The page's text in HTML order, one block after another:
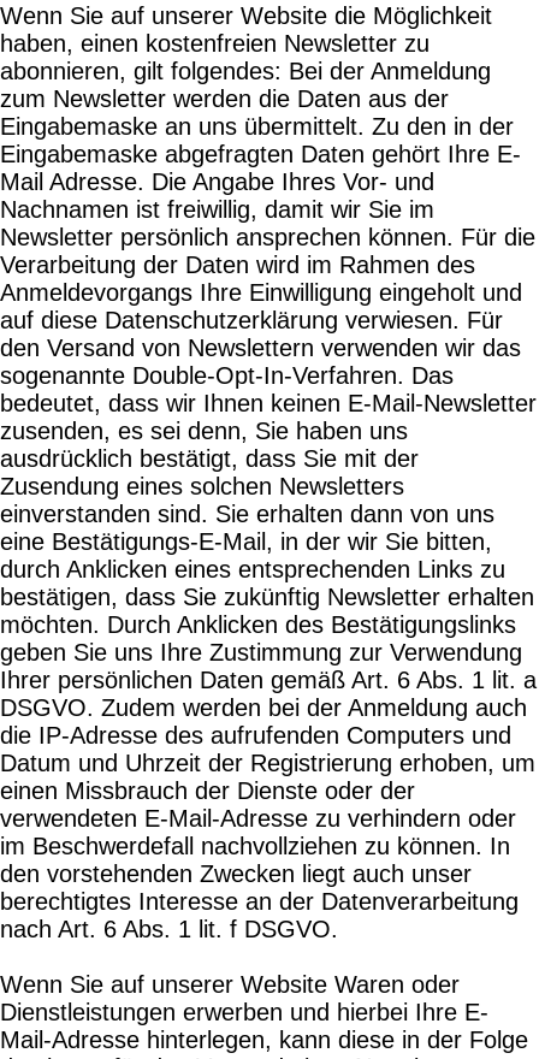
Wenn Sie auf unserer Website die Möglichkeit
haben, einen kostenfreien Newsletter zu
abonnieren, gilt folgendes: Bei der Anmeldung
zum Newsletter werden die Daten aus der
Eingabemaske an uns übermittelt. Zu den in der
Eingabemaske abgefragten Daten gehört Ihre E-
Mail Adresse. Die Angabe Ihres Vor- und
Nachnamen ist freiwillig, damit wir Sie im
Newsletter persönlich ansprechen können. Für die
Verarbeitung der Daten wird im Rahmen des
Anmeldevorgangs Ihre Einwilligung eingeholt und
auf diese Datenschutzerklärung verwiesen. Für
den Versand von Newslettern verwenden wir das
sogenannte Double-Opt-In-Verfahren. Das
bedeutet, dass wir Ihnen keinen E-Mail-Newsletter
zusenden, es sei denn, Sie haben uns
ausdrücklich bestätigt, dass Sie mit der
Zusendung eines solchen Newsletters
einverstanden sind. Sie erhalten dann von uns
eine Bestätigungs-E-Mail, in der wir Sie bitten,
durch Anklicken eines entsprechenden Links zu
bestätigen, dass Sie zukünftig Newsletter erhalten
möchten. Durch Anklicken des Bestätigungslinks
geben Sie uns Ihre Zustimmung zur Verwendung
Ihrer persönlichen Daten gemäß Art. 6 Abs. 1 lit. a
DSGVO. Zudem werden bei der Anmeldung auch
die IP-Adresse des aufrufenden Computers und
Datum und Uhrzeit der Registrierung erhoben, um
einen Missbrauch der Dienste oder der
verwendeten E-Mail-Adresse zu verhindern oder
im Beschwerdefall nachvollziehen zu können. In
den vorstehenden Zwecken liegt auch unser
berechtigtes Interesse an der Datenverarbeitung
nach Art. 6 Abs. 1 lit. f DSGVO.
Wenn Sie auf unserer Website Waren oder
Dienstleistungen erwerben und hierbei Ihre E-
Mail-Adresse hinterlegen, kann diese in der Folge